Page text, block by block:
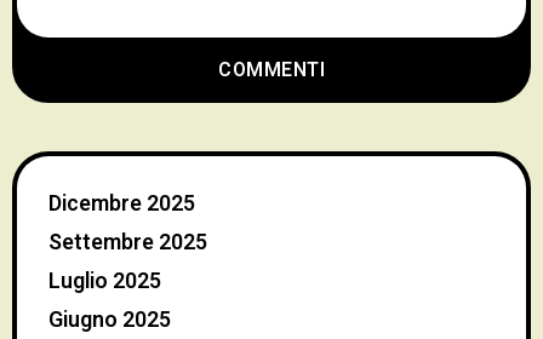
COMMENTI
Dicembre 2025
Settembre 2025
Luglio 2025
Giugno 2025